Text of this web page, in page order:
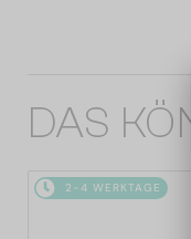
DAS
2-4 WERKTAGE